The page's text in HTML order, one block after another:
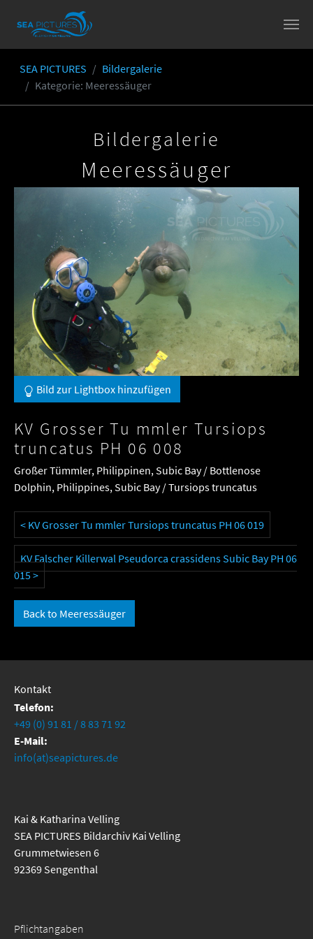
Skip to main content
You are here:
SEA PICTURES
Bildergalerie
Kategorie: Meeressäuger
Bildergalerie
Meeressäuger
Bild zur Lightbox hinzufügen
KV Grosser Tu mmler Tursiops
truncatus PH 06 008
Großer Tümmler, Philippinen, Subic Bay / Bottlenose
Dolphin, Philippines, Subic Bay / Tursiops truncatus
< KV Grosser Tu mmler Tursiops truncatus PH 06 019
KV Falscher Killerwal Pseudorca crassidens Subic Bay PH 06
015 >
Back to Meeressäuger
Kontakt
Telefon:
+49 (0) 91 81 / 8 83 71 92
E-Mail:
info(at)seapictures.de
Kai & Katharina Velling
SEA PICTURES Bildarchiv Kai Velling
Grummetwiesen 6
92369 Sengenthal
Pflichtangaben